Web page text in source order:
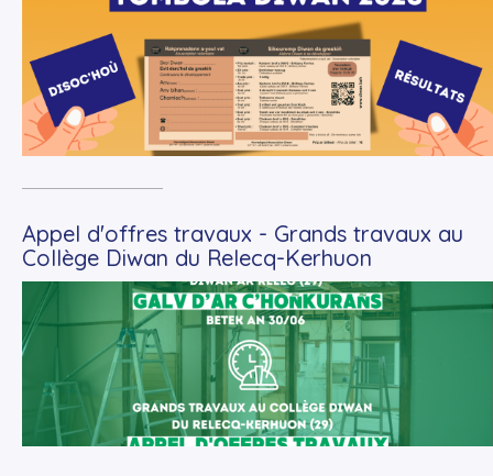
Appel d'offres travaux - Grands travaux au
Collège Diwan du Relecq-Kerhuon
+Lire la suite